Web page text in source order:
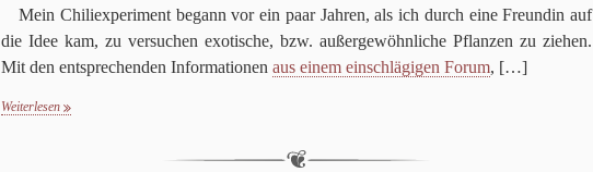
Mein Chi­liex­pe­ri­ment begann vor ein paar Jah­ren, als ich durch eine Freun­din auf
die Idee kam, zu ver­su­chen exo­ti­sche, bzw. außer­ge­wöhn­li­che Pflan­zen zu zie­hen.
Mit den ent­spre­chen­den Infor­ma­tio­nen aus einem ein­schlä­gi­gen Forum, […]
Weiterlesen